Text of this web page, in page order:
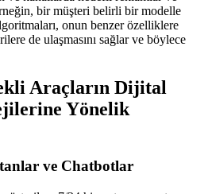
bir müşteri belirli bir modelle
onun benzer özelliklere
de ulaşmasını sağlar ve böylece
Araçların Dijital
Yönelik
ve Chatbotlar